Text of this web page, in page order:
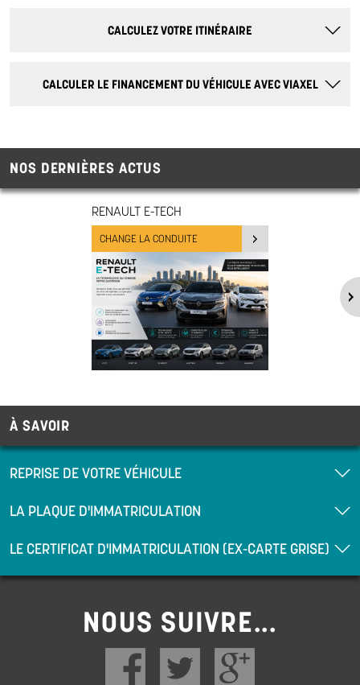
CALCULEZ VOTRE ITINÉRAIRE
CALCULER LE FINANCEMENT DU VÉHICULE AVEC VIAXEL
NOS DERNIÈRES ACTUS
RENAULT E-TECH
CHANGE LA CONDUITE
À SAVOIR
REPRISE DE VOTRE VÉHICULE
LA PLAQUE D'IMMATRICULATION
LE CERTIFICAT D'IMMATRICULATION (EX-CARTE GRISE)
NOUS SUIVRE...